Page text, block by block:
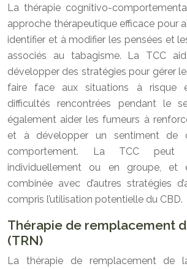
La thérapie cognitivo-
approche thérapeutique efficace pour
identifier et à modifier les pensées et
associés au tabagisme. La TCC
développer des stratégies pour gérer
faire face aux situations à risque
difficultés rencontrées pendant le
également aider les fumeurs à
et à développer un sentiment de
comportement. La TCC peut
individuellement ou en groupe, et
combinée avec d’autres stratégies
compris l’utilisation potentielle du CBD.
Thérapie de remplacement
(TRN)
La thérapie de remplacement de